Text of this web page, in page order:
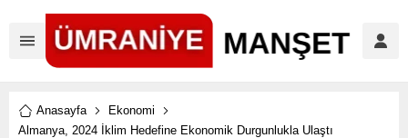
Anasayfa
Ekonomi
Almanya, 2024 İklim Hedefine Ekonomik Durgunlukla Ulaştı